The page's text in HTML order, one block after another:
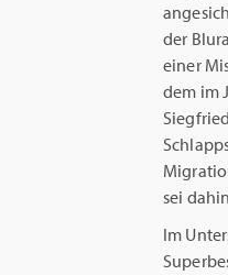
der
einer
dem im
sei
Im